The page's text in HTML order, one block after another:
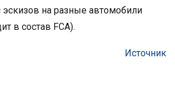
эскизов на разные автомобили
в состав FCA).
Источник